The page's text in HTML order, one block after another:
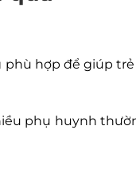
hợp để giúp
phụ huynh